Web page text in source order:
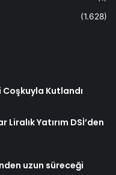
(1.628)
Kutlandı
Yatırım DSİ’den
uzun süreceği